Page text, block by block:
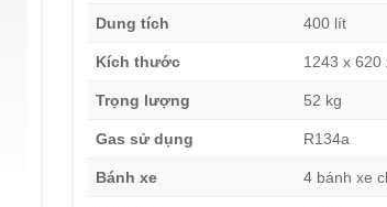
Dung tích 400 lít
Kích thước 1243 x 620
Trọng lượng 52 kg
Gas sử dụng R134a
Bánh xe 4 bánh xe